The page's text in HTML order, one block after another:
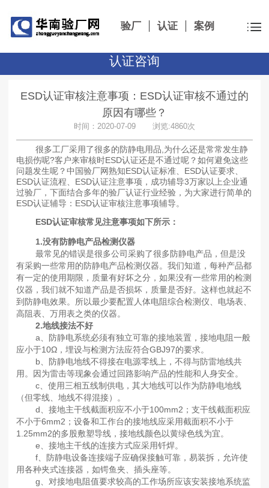
验厂 认证 案例
认证咨询
ESD认证审核注意事项：ESD认证审核不通过的
原因有哪些？
时间：2020-07-09 浏览:4860次
很多工厂采用了很多的防静电用品,为什么还是常常发生静
电损伤呢?客户来审核时ESD认证还是不通过呢？如何避免这些
问题发生呢？中国验厂网熟知ESD认证标准、ESD认证要求、
ESD认证流程、ESD认证注意事项，成功辅导3万家以上企业通
过验厂，下面结合多年的验厂认证行业经验，为大家进行简单的
ESD认证辅导：ESD认证审核注意事项辅导。
ESD认证审核常见注意事项如下所示：
1.没有防静电产品检测仪器
最常见的错误是很多公司采购了很多防静电产品，但是没
有采购一些常用的防静电产品检测仪器。我们知道，每种产品都
有一定的使用期限，质量有好坏之分，如果没有一些常用的检测
仪器，我们就不知道产品是否损坏，质量是否好。这样也就起不
到防静电效果。所以最少要配置人体电阻综合检测仪、电场表、
高阻表、万用表之类的仪器。
2.地线接法不好
a、防静电系统必须有独立可靠的接地装置，接地电阻一般
应小于10Ω，埋设与检测方法应符合GBJ97的要求。
b、防静电地线不得接在电源零线上，不得与防雷地线共
用。因为雷击等现象会通过回路影响产品的性能和人身安全。
c、使用三相五线制供电，其大地线可以作为防静电地线
（但零线、地线不得混接）。
d、接地主干线截面积应不小于100mm2；支干线截面积应
不小于6mm2；设备和工作台的接地线应采用截面积不小于
1.25mm2的多股敷塑导线，接地线颜色以黄绿色线为宜。
e、接地主干线的连接方式应采用钎焊。
f、防静电设备连接端子应确保接触可靠，易装拆，允许使
用各种夹式连接器，如锷鱼夹、插头座等。
g、对接地电阻值要求较高的工作场所应该安装接地系统监